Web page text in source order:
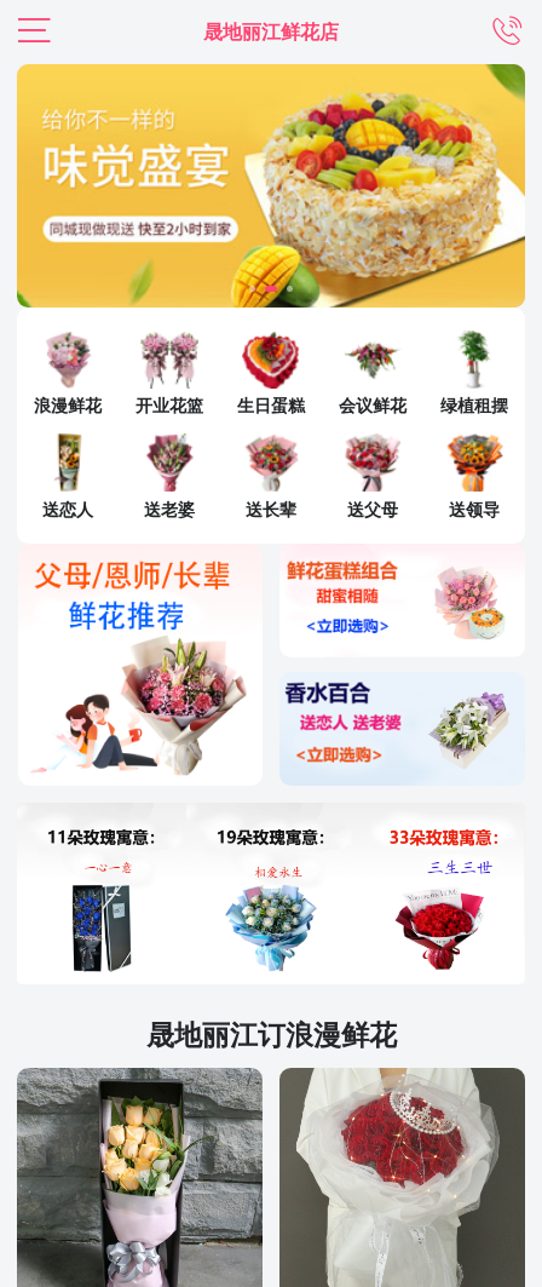
晟地丽江鲜花店
浪漫鲜花 开业花篮 生日蛋糕 会议鲜花 绿植租摆
送恋人 送老婆 送长辈 送父母 送领导
晟地丽江订浪漫鲜花